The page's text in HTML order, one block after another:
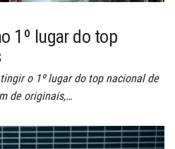
1º lugar do top
o 1º lugar do top nacional de
de originais,…